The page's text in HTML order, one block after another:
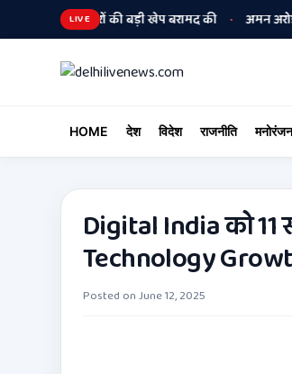
LIVE
हथियारों की बड़ी खेप बरामद की • अमन अरोड़ा ने
HOME देश विदेश राजनीति मनोरंजन
Digital India को 11
Technology
Posted onJune 12, 2025